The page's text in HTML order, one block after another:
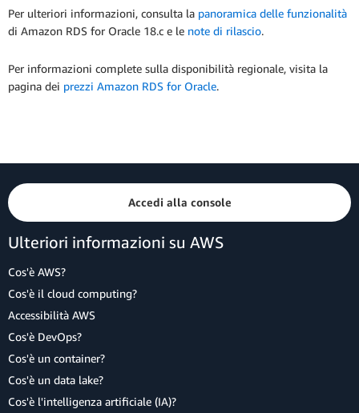
Per ulteriori informazioni, consulta la panoramica delle funzionalità
di Amazon RDS for Oracle 18.c e le note di rilascio.
Per informazioni complete sulla disponibilità regionale, visita la
pagina dei prezzi Amazon RDS for Oracle.
Accedi alla console
Ulteriori informazioni su AWS
Cos'è AWS?
Cos'è il cloud computing?
Accessibilità AWS
Cos'è DevOps?
Cos'è un container?
Cos'è un data lake?
Cos'è l'intelligenza artificiale (IA)?